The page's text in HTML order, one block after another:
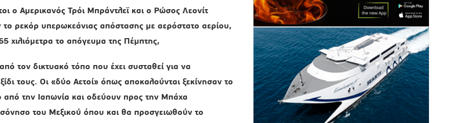
ο Αμερικανός Τρόι Μπράντλεϊ και ο Ρώσος Λεονίτ
το ρεκόρ υπερωκεάνιας απόστασης με αερόστατο αερίου,
χιλιόμετρα το απόγευμα της Πέμπτης,
τον δικτυακό τόπο που έχει συσταθεί για να
τους. Οι «δύο Αετοί» όπως αποκαλούνται ξεκίνησαν το
την Ιαπωνία και οδεύουν προς την Μπάχα
του Μεξικού όπου και θα προσγειωθούν το